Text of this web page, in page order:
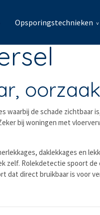
Opsporingstechnieken
waarbij de schade
bij woningen met
daklekkages en
zelf. Rolekdetectie spoort
dat direct bruikbaar is voor